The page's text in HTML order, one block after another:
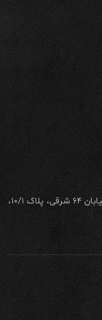
تهران، خیابان سیدجمال الدین اسدآبادی(یوسف آباد)، خیابان ۶۴ شرقی، پلاک ۱۰/۱،